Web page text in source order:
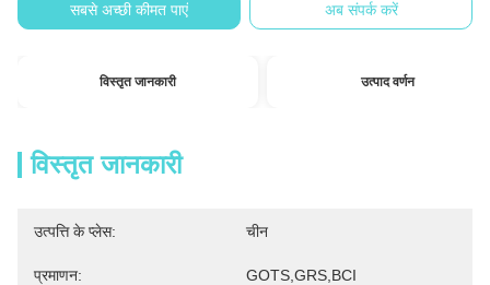
सबसे अच्छी कीमत पाएं अब संपर्क करें
विस्तृत जानकारी उत्पाद वर्णन
विस्तृत जानकारी
उत्पत्ति के प्लेस: चीन
प्रमाणन: GOTS,GRS,BCI